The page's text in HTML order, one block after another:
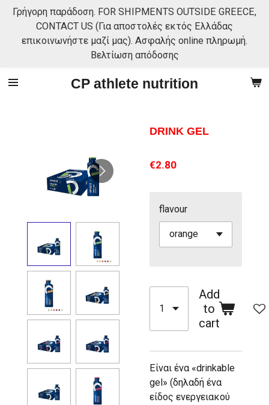
Skip
main
CP athlete nutrition
Γρήγορη παράδοση. FOR SHIPMENTS OUTSIDE GREECE,
CONTACT US (Για αποστολές εκτός Ελλάδας
επικοινωνήστε μαζί μας). Ασφαλής online πληρωμή.
Βελτίωση απόδοσης
DRINK GEL
€2.80
flavour
Add
to
cart
Είναι ένα «drinkable
gel» (δηλαδή ένα
είδος ενεργειακού